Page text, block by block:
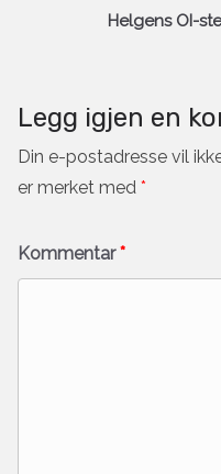
Helgens OI-
Legg igjen en
Din e-postadresse vil
er merket med *
Kommentar*